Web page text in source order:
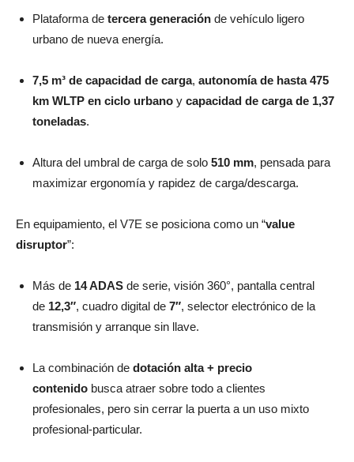
Plataforma de tercera generación de vehículo ligero
urbano de nueva energía.
7,5 m³ de capacidad de carga, autonomía de hasta 475
km WLTP en ciclo urbano y capacidad de carga de 1,37
toneladas.
Altura del umbral de carga de solo 510 mm, pensada para
maximizar ergonomía y rapidez de carga/descarga.
En equipamiento, el V7E se posiciona como un “value
disruptor”:
Más de 14 ADAS de serie, visión 360°, pantalla central
de 12,3″, cuadro digital de 7″, selector electrónico de la
transmisión y arranque sin llave.
La combinación de dotación alta + precio
contenido busca atraer sobre todo a clientes
profesionales, pero sin cerrar la puerta a un uso mixto
profesional‑particular.